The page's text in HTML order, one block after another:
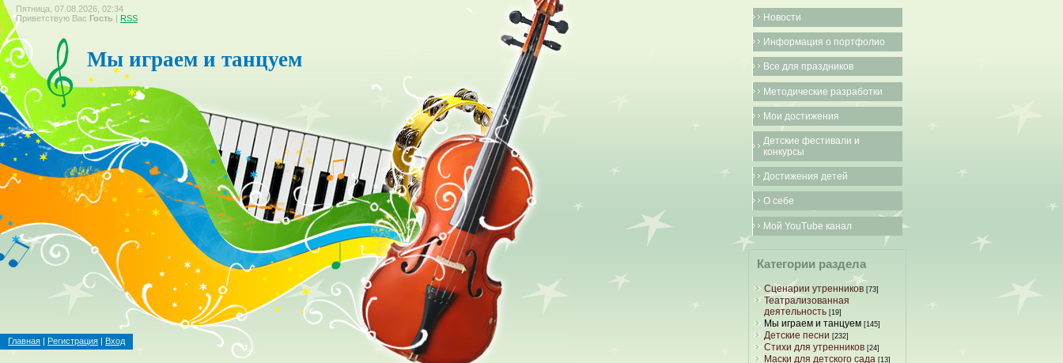
Пятница, 07.08.2026, 02:34
Приветствую Вас Гость | RSS
Мы играем и танцуем
Главная | Регистрация | Вход
Новости
Информация о портфолио
Все для праздников
Методические разработки
Мои достижения
Детские фестивали и
конкурсы
Достижения детей
О себе
Мой YouTube канал
Категории раздела
Сценарии утренников [73]
Театрализованная
деятельность [19]
Мы играем и танцуем [145]
Детские песни [232]
Стихи для утренников [24]
Маски для детского сада [13]